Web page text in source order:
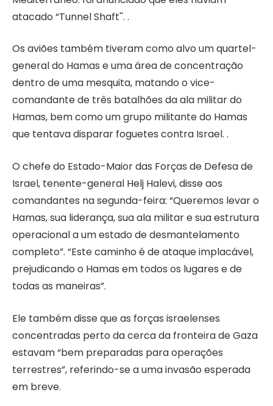
atacado “Tunnel Shaft''. .
Os aviões também tiveram como alvo um quartel-
general do Hamas e uma área de concentração
dentro de uma mesquita, matando o vice-
comandante de três batalhões da ala militar do
Hamas, bem como um grupo militante do Hamas
que tentava disparar foguetes contra Israel. .
O chefe do Estado-Maior das Forças de Defesa de
Israel, tenente-general Helj Halevi, disse aos
comandantes na segunda-feira: “Queremos levar o
Hamas, sua liderança, sua ala militar e sua estrutura
operacional a um estado de desmantelamento
completo”. “Este caminho é de ataque implacável,
prejudicando o Hamas em todos os lugares e de
todas as maneiras”.
Ele também disse que as forças israelenses
concentradas perto da cerca da fronteira de Gaza
estavam “bem preparadas para operações
terrestres”, referindo-se a uma invasão esperada
em breve.